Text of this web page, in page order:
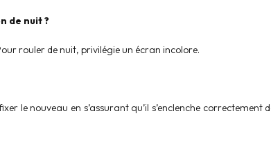
de nuit ?
rouler de nuit, privilégie un écran incolore.
le nouveau en s’assurant qu’il s’enclenche correctement